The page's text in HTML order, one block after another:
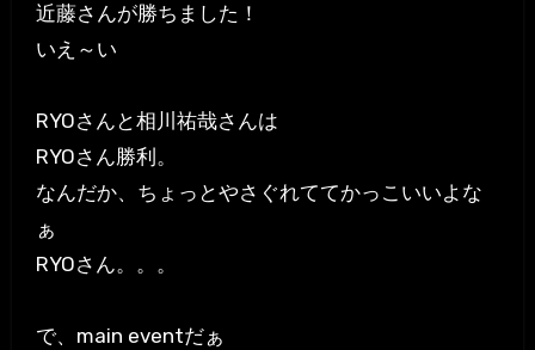
近藤さんが勝ちました！
いえ～い
RYOさんと相川祐哉さんは
RYOさん勝利。
なんだか、ちょっとやさぐれててかっこいいよな
ぁ
RYOさん。。。
で、main eventだぁ